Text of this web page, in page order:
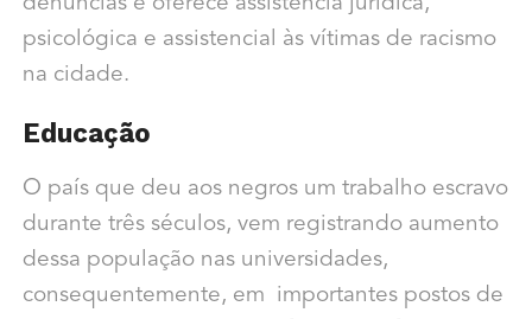
psicológica e assistencial às vítimas de racismo
na cidade.
Educação
O país que deu aos negros um trabalho escravo
durante três séculos, vem registrando aumento
dessa população nas universidades,
consequentemente, em importantes postos de